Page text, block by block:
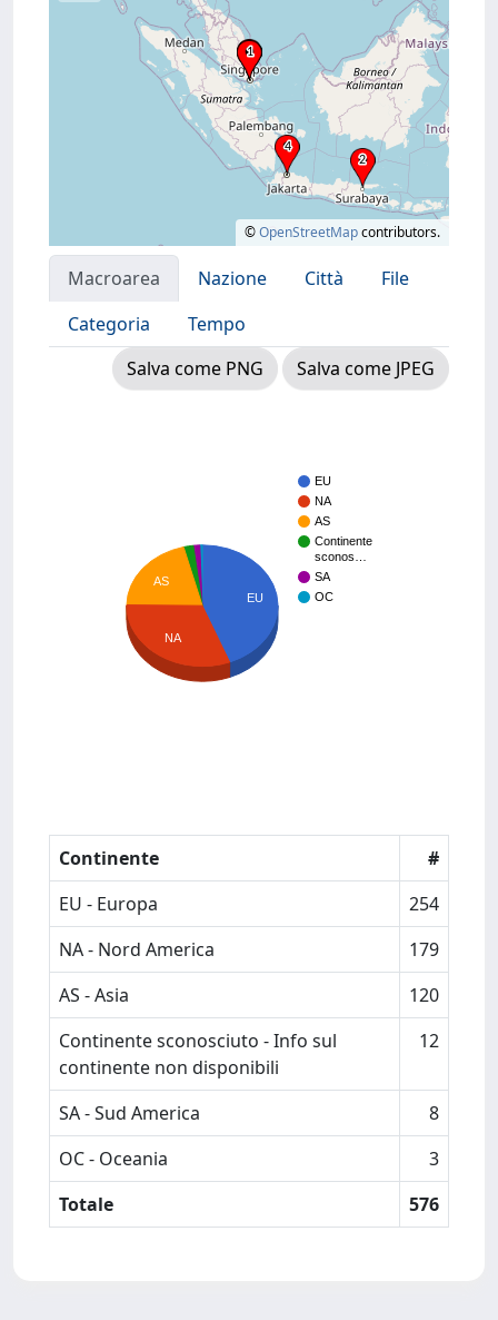
©OpenStreetMapcontributors.
Macroarea Nazione Città
File
Categoria
Tempo
Salva come PNG
Salva come JPEG
EU
NA
AS
Continente
sconos…
SA
OC
EU
AS
NA
Continente
#
EU - Europa
254
NA - Nord America
179
AS - Asia
120
Continente sconosciuto - Info sul
continente non disponibili
12
SA - Sud America
8
OC - Oceania
3
Totale
576